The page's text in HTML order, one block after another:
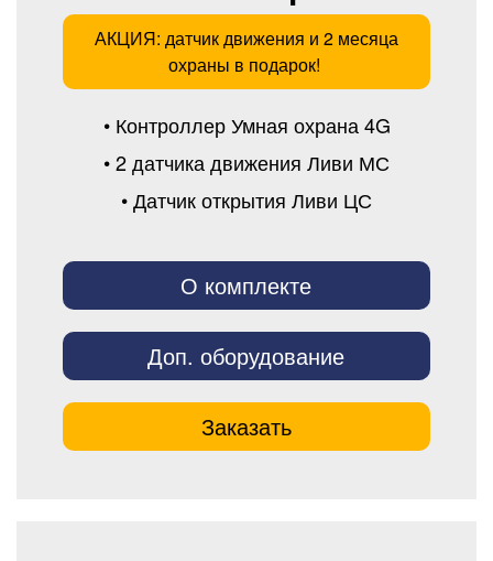
АКЦИЯ: датчик движения и 2 месяца
охраны в подарок!
• Контроллер Умная охрана 4G
• 2 датчика движения Ливи МС
• Датчик открытия Ливи ЦС
О комплекте
Доп. оборудование
Заказать